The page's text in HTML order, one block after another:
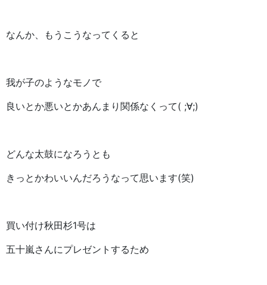
なんか、もうこうなってくると
我が子のようなモノで
良いとか悪いとかあんまり関係なくって( ;∀;)
どんな太鼓になろうとも
きっとかわいいんだろうなって思います(笑)
買い付け秋田杉1号は
五十嵐さんにプレゼントするため